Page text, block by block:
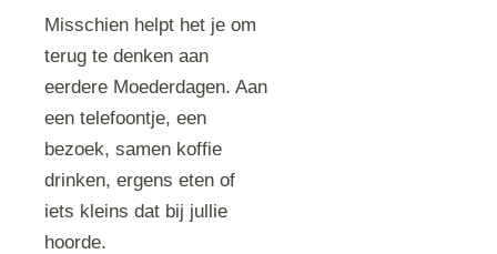
Misschien helpt het je om
terug te denken aan
eerdere Moederdagen. Aan
een telefoontje, een
bezoek, samen koffie
drinken, ergens eten of
iets kleins dat bij jullie
hoorde.